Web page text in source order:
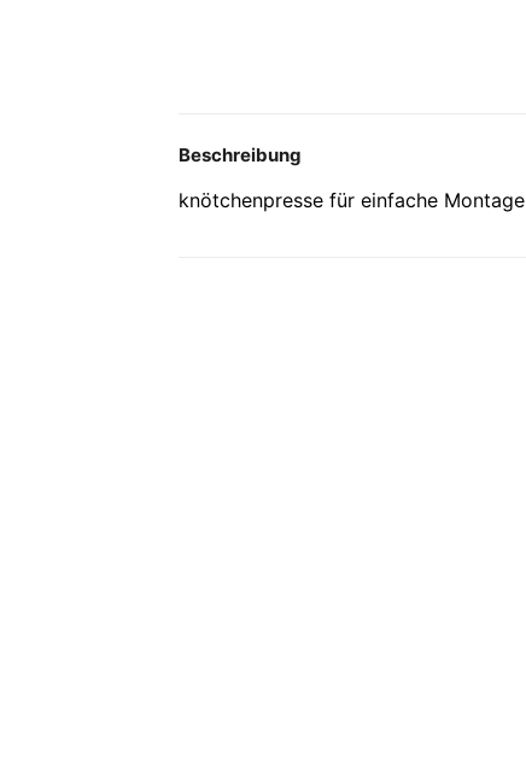
Beschreibung
knötchenpresse für einfache Montage